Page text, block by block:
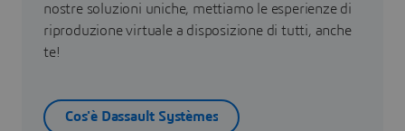
nostre soluzioni uniche, mettiamo le esperienze di
riproduzione virtuale a disposizione di tutti, anche
te!
Cos'è Dassault Systèmes